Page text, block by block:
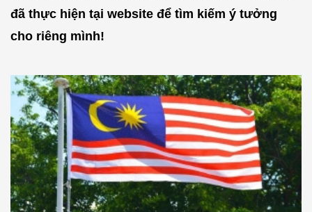
đã thực hiện tại website để tìm kiếm ý tưởng
cho riêng mình!